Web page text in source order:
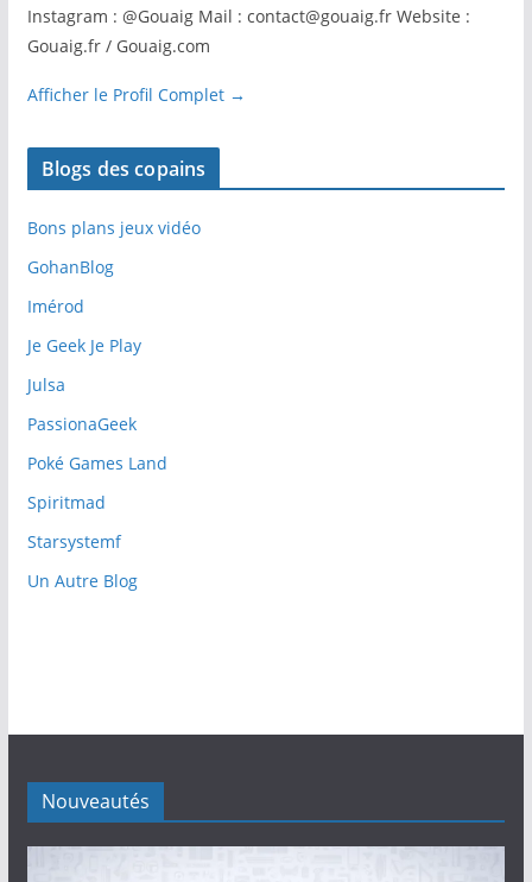
Instagram : @Gouaig Mail : contact@gouaig.fr Website :
Gouaig.fr / Gouaig.com
Afficher le Profil Complet →
Blogs des copains
Bons plans jeux vidéo
GohanBlog
Imérod
Je Geek Je Play
Julsa
PassionaGeek
Poké Games Land
Spiritmad
Starsystemf
Un Autre Blog
Nouveautés